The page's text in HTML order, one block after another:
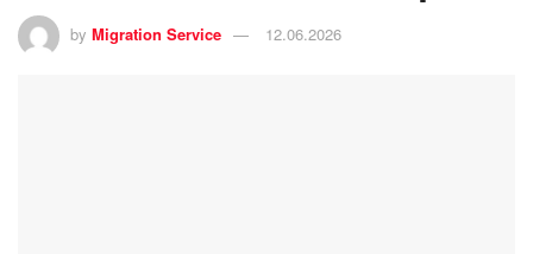
by Migration Service 12.06.2026